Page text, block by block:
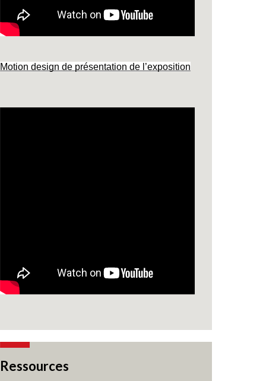
Motion design de présentation de l’exposition
Ressources